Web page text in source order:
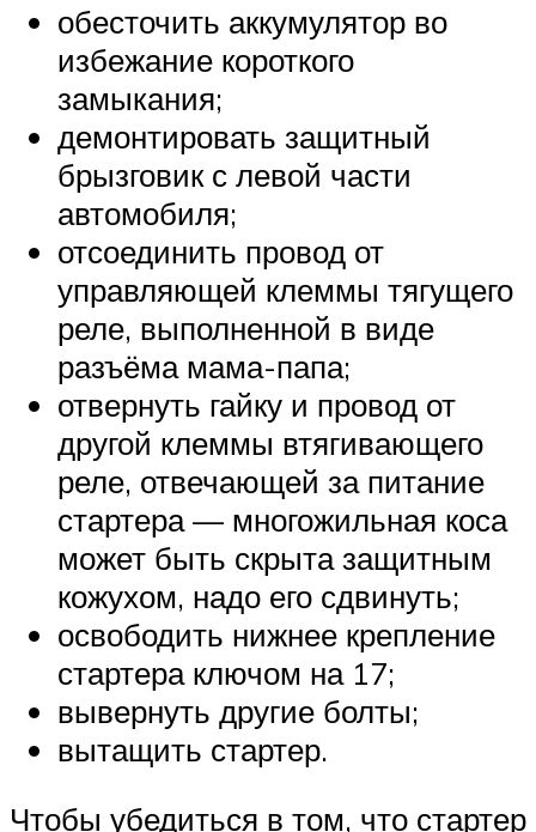
обесточить аккумулятор во
избежание короткого
замыкания;
демонтировать защитный
брызговик с левой части
автомобиля;
отсоединить провод от
управляющей клеммы тягущего
реле, выполненной в виде
разъёма мама-папа;
отвернуть гайку и провод от
другой клеммы втягивающего
реле, отвечающей за питание
стартера — многожильная коса
может быть скрыта защитным
кожухом, надо его сдвинуть;
освободить нижнее крепление
стартера ключом на 17;
вывернуть другие болты;
вытащить стартер.
Чтобы убедиться в том, что стартер